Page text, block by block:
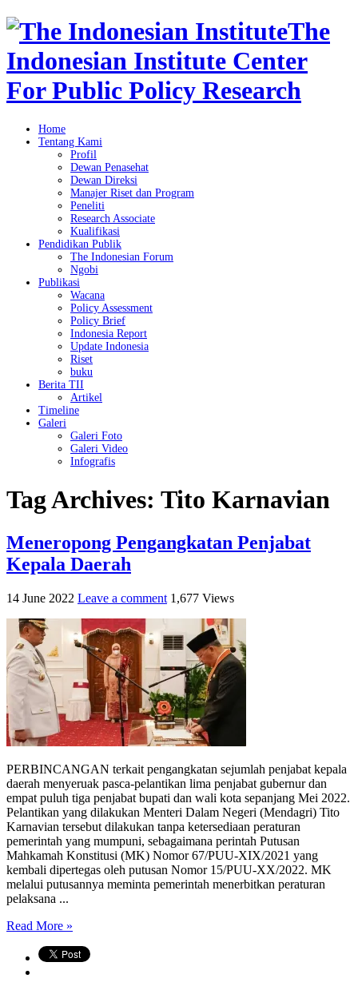
The
Indonesian Institute Center
For Public Policy Research
Home
Tentang Kami
Profil
Dewan Penasehat
Dewan Direksi
Manajer Riset dan Program
Peneliti
Research Associate
Kualifikasi
Pendidikan Publik
The Indonesian Forum
Ngobi
Publikasi
Wacana
Policy Assessment
Policy Brief
Indonesia Report
Update Indonesia
Riset
buku
Berita TII
Artikel
Timeline
Galeri
Galeri Foto
Galeri Video
Infografis
Tag Archives: Tito Karnavian
Meneropong Pengangkatan Penjabat
Kepala Daerah
14 June 2022 Leave a comment 1,677 Views
PERBINCANGAN terkait pengangkatan sejumlah penjabat kepala
daerah menyeruak pasca-pelantikan lima penjabat gubernur dan
empat puluh tiga penjabat bupati dan wali kota sepanjang Mei 2022.
Pelantikan yang dilakukan Menteri Dalam Negeri (Mendagri) Tito
Karnavian tersebut dilakukan tanpa ketersediaan peraturan
pemerintah yang mumpuni, sebagaimana perintah Putusan
Mahkamah Konstitusi (MK) Nomor 67/PUU-XIX/2021 yang
kembali dipertegas oleh putusan Nomor 15/PUU-XX/2022. MK
melalui putusannya meminta pemerintah menerbitkan peraturan
pelaksana ...
Read More »